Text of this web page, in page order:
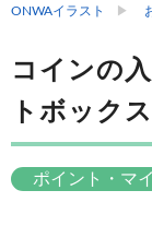
ONWAイラスト
コインの
トボック
ポイント・マ